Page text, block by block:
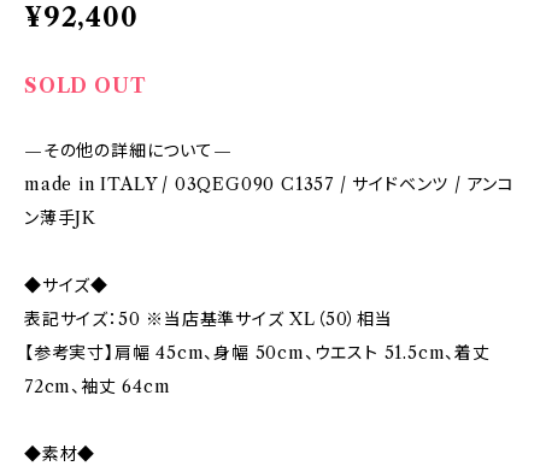
¥92,400
SOLD OUT
—その他の詳細について—
made in ITALY / 03QEG090 C1357 / サイドベンツ / アンコ
ン薄手JK
◆サイズ◆
表記サイズ：50 ※当店基準サイズ XL（50）相当
【参考実寸】肩幅 45cm、身幅 50cm、ウエスト 51.5cm、着丈
72cm、袖丈 64cm
◆素材◆